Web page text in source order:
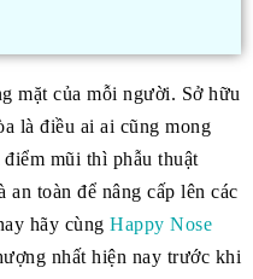
mặt của mỗi người. Sở hữu
là điều ai ai cũng mong
mũi thì phẫu thuật
an toàn để nâng cấp lên các
hãy cùng Happy Nose
nhất hiện nay trước khi